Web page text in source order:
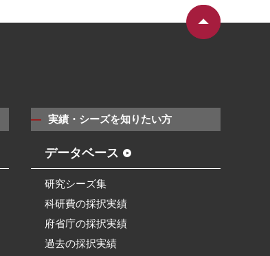
実績・シーズを知りたい方
データベース
研究シーズ集
科研費の採択実績
府省庁の採択実績
過去の採択実績